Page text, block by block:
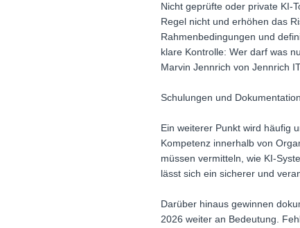
Nicht geprüfte oder private KI-
Regel nicht und erhöhen das
Rahmenbedingungen und
klare Kontrolle: Wer darf was
Marvin Jennrich von Jennrich
Schulungen und
Ein weiterer Punkt wird häufig
Kompetenz innerhalb von
müssen vermitteln, wie KI-
lässt sich ein sicherer und
Darüber hinaus gewinnen
2026 weiter an Bedeutung.